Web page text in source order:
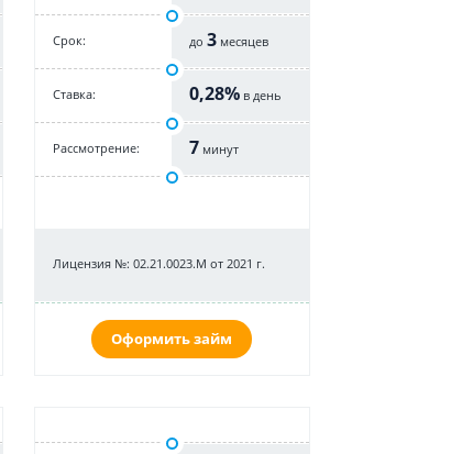
Срок: до3 месяцев
Cтавка: 0,28% в день
Рассмотрение: 7 минут
Лицензия №: 02.21.0023.M от 2021 г.
Оформить займ